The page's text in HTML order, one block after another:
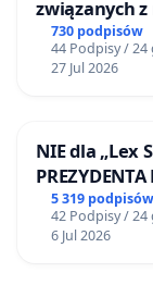
związanych
730 podpisów
44 Podpisy / 24
27 Jul 2026
NIE dla „Lex
PREZYDENTA
5 319 podpisów
42 Podpisy / 24
6 Jul 2026